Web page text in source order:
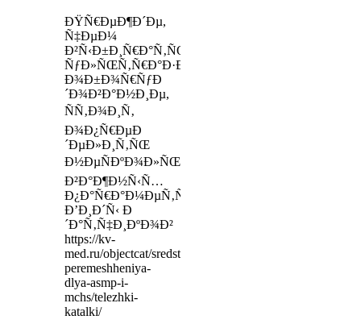
ÐŸÑ€ÐµÐ¶Ð´Ðµ,
Ñ‡ÐµÐ¼
Ð²Ñ‹Ð±Ð¸Ñ€Ð°Ñ‚ÑŒ
ÑƒÐ»ÑŒÑ‚Ñ€Ð°Ð·Ð²ÑƒÐºÐ¾Ð²Ð¾Ðµ
Ð¾Ð±Ð¾Ñ€ÑƒÐ
´Ð¾Ð²Ð°Ð½Ð¸Ðµ,
ÑÑ‚Ð¾Ð¸Ñ‚
Ð¾Ð¿Ñ€ÐµÐ
´ÐµÐ»Ð¸Ñ‚ÑŒ
Ð½ÐµÑÐºÐ¾Ð»ÑŒÐºÐ¾
Ð²Ð°Ð¶Ð½Ñ‹Ñ…
Ð¿Ð°Ñ€Ð°Ð¼ÐµÑ‚Ñ€Ð¾Ð²:
Ð’Ð¸Ð´Ñ‹ Ð
´Ð°Ñ‚Ñ‡Ð¸ÐºÐ¾Ð²
https://kv-
med.ru/objectcat/sredstva-
peremeshheniya-
dlya-asmp-i-
mchs/telezhki-
katalki/